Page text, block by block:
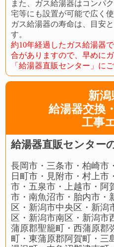
また、ガス給湯器はコンパ
宅等にも設置が可能で広く使
ガス給湯器の寿命は、目安
す。
約10年経過したガス給湯器
合がありますので、早めに
「給湯器直販センター」に
新潟
給湯器交換
工事
給湯器直販センター
長岡市・三条市・柏崎市
日町市・見附市・村上市
市・五泉市・上越市・阿
市・南魚沼市・胎内市・
区・新潟市中央区・新潟
区・新潟市南区・新潟市
蒲原郡聖籠町・西蒲原郡
町・東蒲原郡阿賀町・三